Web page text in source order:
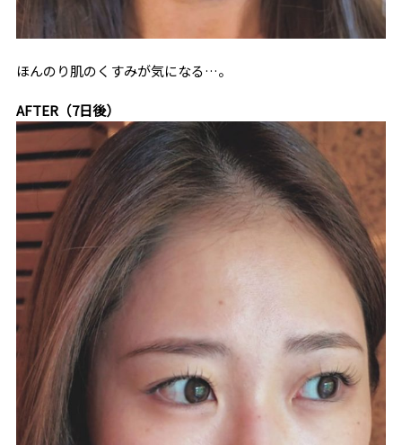
ほんのり肌のくすみが気になる…。
AFTER（7日後）